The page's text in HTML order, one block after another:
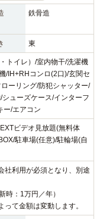
鉄骨造
東
トイレ）/室内物干/洗濯機
/IH+RHコンロ(2口)/玄関セ
ーリング/防犯シャッター/
ューズケース/インターフ
ー/エアコン
ビデオ見放題(無料体
駐車場(任意)/駐輪場(自
社利用が必須となり、別途
時：1万円／年）
て金額は変動します。